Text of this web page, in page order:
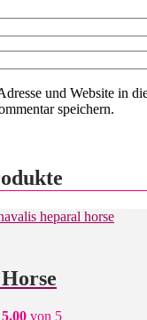
und Website in
speichern.
5.00 von 5